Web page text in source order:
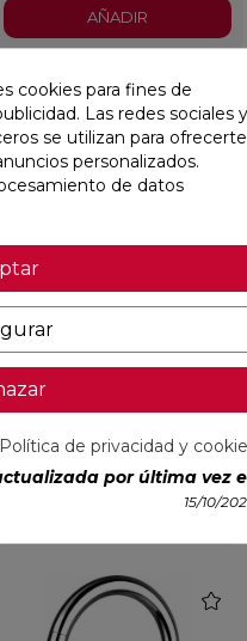
AÑADIR
MONOMANDO DE COCINA
NEW NORAY NEGRO MATE
152,61 € (IVA incl.)
cookies para fines de
Las redes sociales y
se utilizan para ofrecerte
personalizados.
de datos
Política de privacidad y
por última vez
15/10/